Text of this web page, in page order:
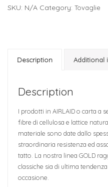
SKU: N/A Category: Tovaglie
Description Additional
Description
I prodotti in AIRLAID o carta a
fibre di cellulosa e lattice
materiale sono date dallo
straordinaria resistenza ed
tatto. La nostra linea GOLD
classiche sia di ultima
occasione.